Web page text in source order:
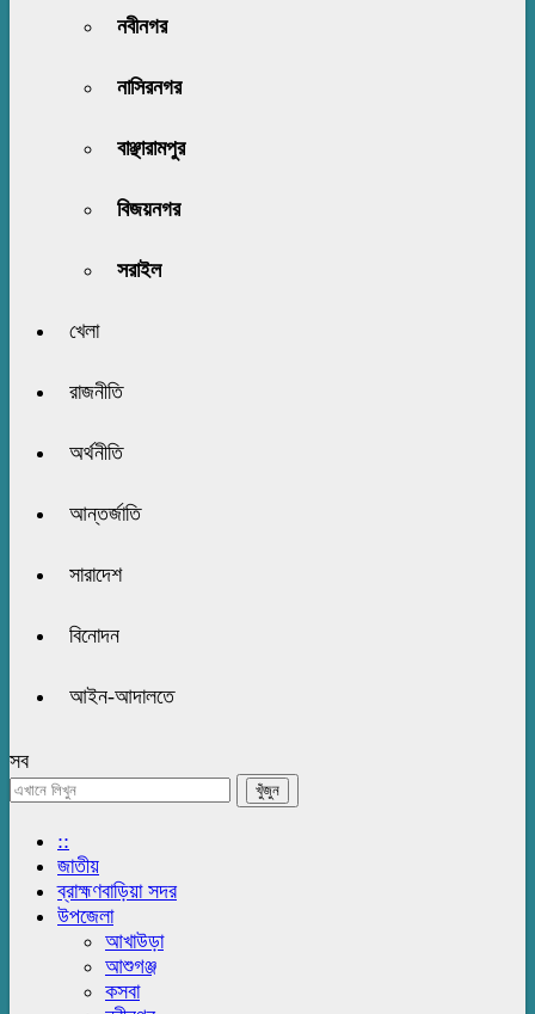
নবীনগর
নাসিরনগর
বাঞ্ছারামপুর
বিজয়নগর
সরাইল
খেলা
রাজনীতি
অর্থনীতি
আন্তর্জাতি
সারাদেশ
বিনোদন
আইন-আদালতে
সব
::
জাতীয়
ব্রাহ্মণবাড়িয়া সদর
উপজেলা
আখাউড়া
আশুগঞ্জ
কসবা